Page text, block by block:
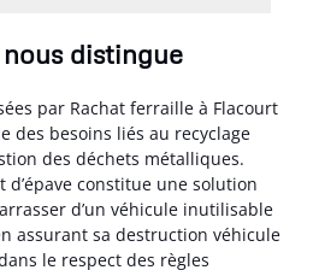
distingue
par Rachat ferraille à Flacourt
des besoins liés au recyclage
des déchets métalliques.
d’épave constitue une solution
d’un véhicule inutilisable
assurant sa destruction véhicule
le respect des règles